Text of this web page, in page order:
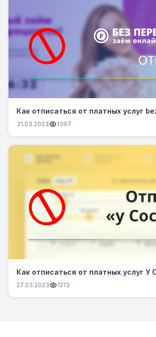
Как отписаться от платных услуг
31.03.2023 1397
Как отписаться от платных услуг У
27.03.2023 1213